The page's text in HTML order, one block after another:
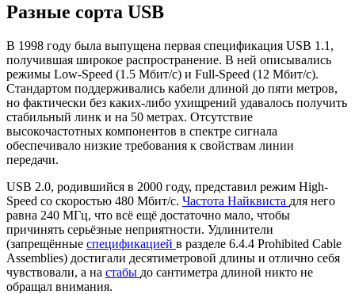
Разные сорта USB
В 1998 году была выпущена первая спецификация USB 1.1,
получившая широкое распространение. В ней описывались
режимы Low-Speed (1.5 Мбит/с) и Full-Speed (12 Мбит/с).
Стандартом поддерживались кабели длиной до пяти метров,
но фактически без каких-либо ухищрений удавалось получить
стабильный линк и на 50 метрах. Отсутствие
высокочастотных компонентов в спектре сигнала
обеспечивало низкие требования к свойствам линии
передачи.
USB 2.0, родившийся в 2000 году, представил режим High-
Speed со скоростью 480 Мбит/с. Частота Найквиста для него
равна 240 МГц, что всё ещё достаточно мало, чтобы
причинять серьёзные неприятности. Удлинители
(запрещённые спецификацией в разделе 6.4.4 Prohibited Cable
Assemblies) достигали десятиметровой длины и отлично себя
чувствовали, а на стабы до сантиметра длиной никто не
обращал внимания.